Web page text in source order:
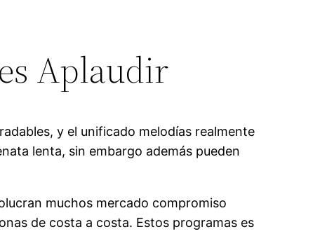
Aplaudir
y el unificado melodías realmente
lenta, sin embargo además pueden
muchos mercado compromiso
de costa a costa. Estos programas es